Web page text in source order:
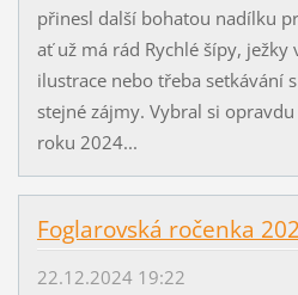
přinesl další bohatou nadílku
ať už má rád Rychlé šípy, ježky
ilustrace nebo třeba setkávání
stejné zájmy. Vybral si opravdu
roku 2024...
Foglarovská ročenka
22.12.2024 19:22